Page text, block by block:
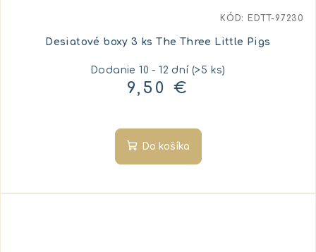
Desiatové boxy 3 ks The Three Little Pigs
Dodanie 10 - 12 dní(>5 ks)
9,50 €
Do košíka
KÓD: EDTT-97230